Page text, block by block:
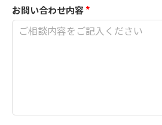
お問い合わせ内容*